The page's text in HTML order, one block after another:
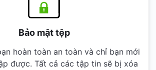
Bảo mật tệp
hoàn toàn an toàn và chỉ bạn mới
được. Tất cả các tập tin sẽ bị xóa